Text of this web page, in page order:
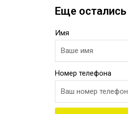
Еще
Имя
Номер телефона